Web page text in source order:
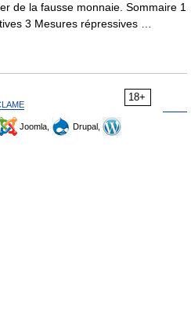
de la fausse monnaie. Sommaire 1
3 Mesures répressives …
18+
Joomla,
Drupal,